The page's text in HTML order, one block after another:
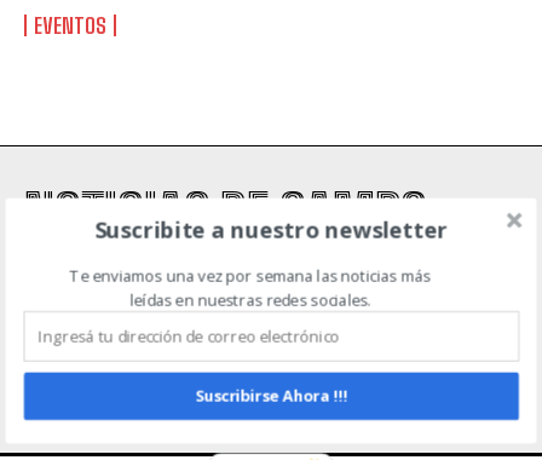
EVENTOS
NOTICIAS DE CAMPO
AGRICULTURA AGTECH EVENTOS
MAQUINARIA AGRÍCOLA
POLÍTICA DE PRIVACIDAD
Suscribite a nuestro newsletter
Te enviamos una vez por semana las noticias más
leídas en nuestras redes sociales.
Suscribirse Ahora !!!